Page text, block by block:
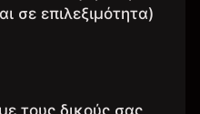
σε επιλεξιμότητα)
τους δικούς σας